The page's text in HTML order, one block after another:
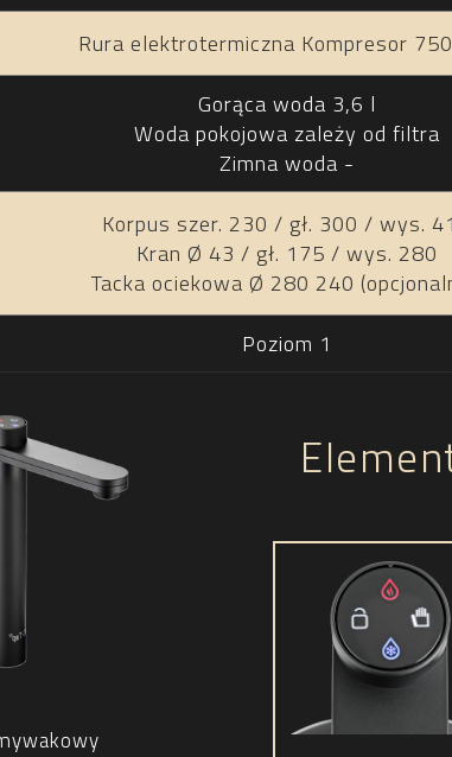
Rura elektrotermiczna Kompresor
Gorąca woda 3,6 l
Woda pokojowa zależy od filtra
Zimna woda -
Korpus szer. 230 / gł. 300 / wys.
Kran Ø 43 / gł. 175 / wys. 280
Tacka ociekowa Ø 280 240
Poziom 1